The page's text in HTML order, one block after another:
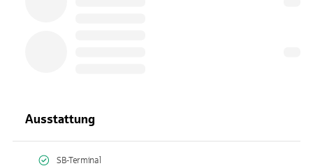
Ausstattung
SB-Terminal